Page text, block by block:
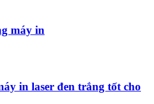
máy in
in laser đen trắng tốt cho